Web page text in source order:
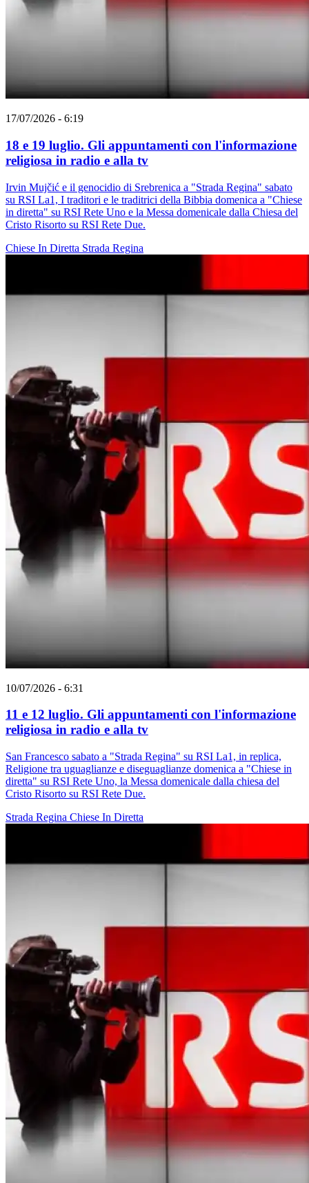
17/07/2026 - 6:19
18 e 19 luglio. Gli appuntamenti con l'informazione
religiosa in radio e alla tv
Irvin Mujčić e il genocidio di Srebrenica a "Strada Regina" sabato
su RSI La1, I traditori e le traditrici della Bibbia domenica a "Chiese
in diretta" su RSI Rete Uno e la Messa domenicale dalla Chiesa del
Cristo Risorto su RSI Rete Due.
Chiese In Diretta Strada Regina
10/07/2026 - 6:31
11 e 12 luglio. Gli appuntamenti con l'informazione
religiosa in radio e alla tv
San Francesco sabato a "Strada Regina" su RSI La1, in replica,
Religione tra uguaglianze e diseguaglianze domenica a "Chiese in
diretta" su RSI Rete Uno, la Messa domenicale dalla chiesa del
Cristo Risorto su RSI Rete Due.
Strada Regina Chiese In Diretta